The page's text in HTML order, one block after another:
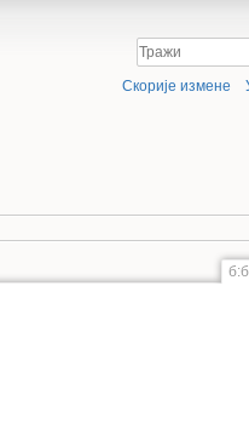
Скорије измене